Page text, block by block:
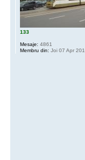
133
Mesaje: 4861
Membru din: Joi 07 Apr